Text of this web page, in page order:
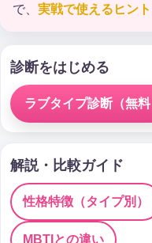
で、 実戦で使えるヒント
診断をはじめる
ラブタイプ診断（無料
解説・比較ガイド
性格特徴（タイプ別）
MBTIとの違い